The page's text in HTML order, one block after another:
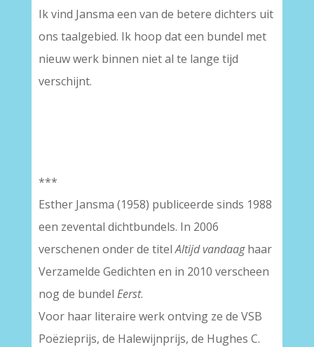
Ik vind Jansma een van de betere dichters uit
ons taalgebied. Ik hoop dat een bundel met
nieuw werk binnen niet al te lange tijd
verschijnt.
***
Esther Jansma (1958) publiceerde sinds 1988
een zevental dichtbundels. In 2006
verschenen onder de titelAltijd vandaaghaar
Verzamelde Gedichten en in 2010 verscheen
nog de bundel Eerst.
Voor haar literaire werk ontving ze de VSB
Poëzieprijs, de Halewijnprijs, de Hughes C.